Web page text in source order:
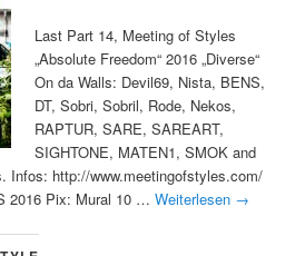
Last Part 14, Meeting of Styles
„Absolute Freedom“ 2016 „Diverse“
On da Walls: Devil69, Nista, BENS,
DT, Sobri, Sobril, Rode, Nekos,
RAPTUR, SARE, SAREART,
SIGHTONE, MATEN1, SMOK and
Infos: http://www.meetingofstyles.com/
2016 Pix: Mural 10 …Weiterlesen →